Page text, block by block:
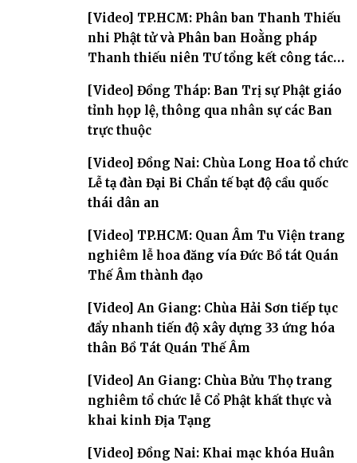
[Video] TP.HCM: Phân ban Thanh Thiếu
nhi Phật tử và Phân ban Hoằng pháp
Thanh thiếu niên TƯ tổng kết công tác
[Video] Đồng Tháp: Ban Trị sự Phật giáo
tỉnh họp lệ, thông qua nhân sự các Ban
trực thuộc
[Video] Đồng Nai: Chùa Long Hoa tổ chức
Lễ tạ đàn Đại Bi Chẩn tế bạt độ cầu quốc
thái dân an
[Video] TP.HCM: Quan Âm Tu Viện trang
nghiêm lễ hoa đăng vía Đức Bồ tát Quán
Thế Âm thành đạo
[Video] An Giang: Chùa Hải Sơn tiếp tục
đẩy nhanh tiến độ xây dựng 33 ứng hóa
thân Bồ Tát Quán Thế Âm
[Video] An Giang: Chùa Bửu Thọ trang
nghiêm tổ chức lễ Cổ Phật khất thực và
khai kinh Địa Tạng
[Video] Đồng Nai: Khai mạc khóa Huân